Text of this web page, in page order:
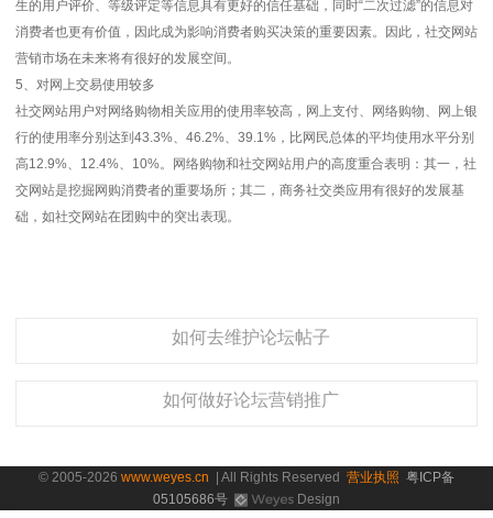
生的用户评价、等级评定等信息具有更好的信任基础，同时“二次过滤”的信息对
消费者也更有价值，因此成为影响消费者购买决策的重要因素。因此，社交网站
营销市场在未来将有很好的发展空间。
5、对网上交易使用较多
社交网站用户对网络购物相关应用的使用率较高，网上支付、网络购物、网上银
行的使用率分别达到43.3%、46.2%、39.1%，比网民总体的平均使用水平分别
高12.9%、12.4%、10%。网络购物和社交网站用户的高度重合表明：其一，社
交网站是挖掘网购消费者的重要场所；其二，商务社交类应用有很好的发展基
础，如社交网站在团购中的突出表现。
如何去维护论坛帖子
如何做好论坛营销推广
© 2005-2026 www.weyes.cn | All Rights Reserved 营业执照 粤ICP备
05105686号
Design